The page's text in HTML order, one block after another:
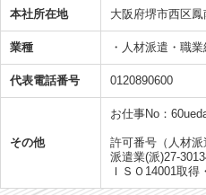
本社所在地 大阪府堺市西区
業種 ・人材派遣・職
代表電話番号 0120890600
その他
お仕事No：
許可番号（人材派
派遣業(派)27-
ＩＳＯ14001取